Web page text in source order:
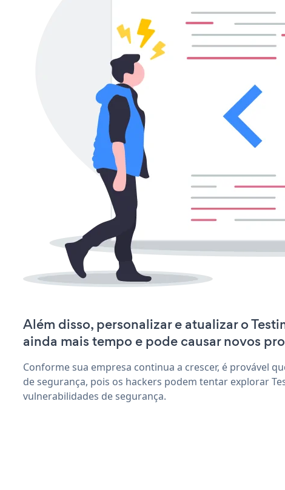
Além disso, personalizar e atualizar o
ainda mais tempo e pode causar novos
Conforme sua empresa continua a crescer, é provável
de segurança, pois os hackers podem tentar explorar
vulnerabilidades de segurança.